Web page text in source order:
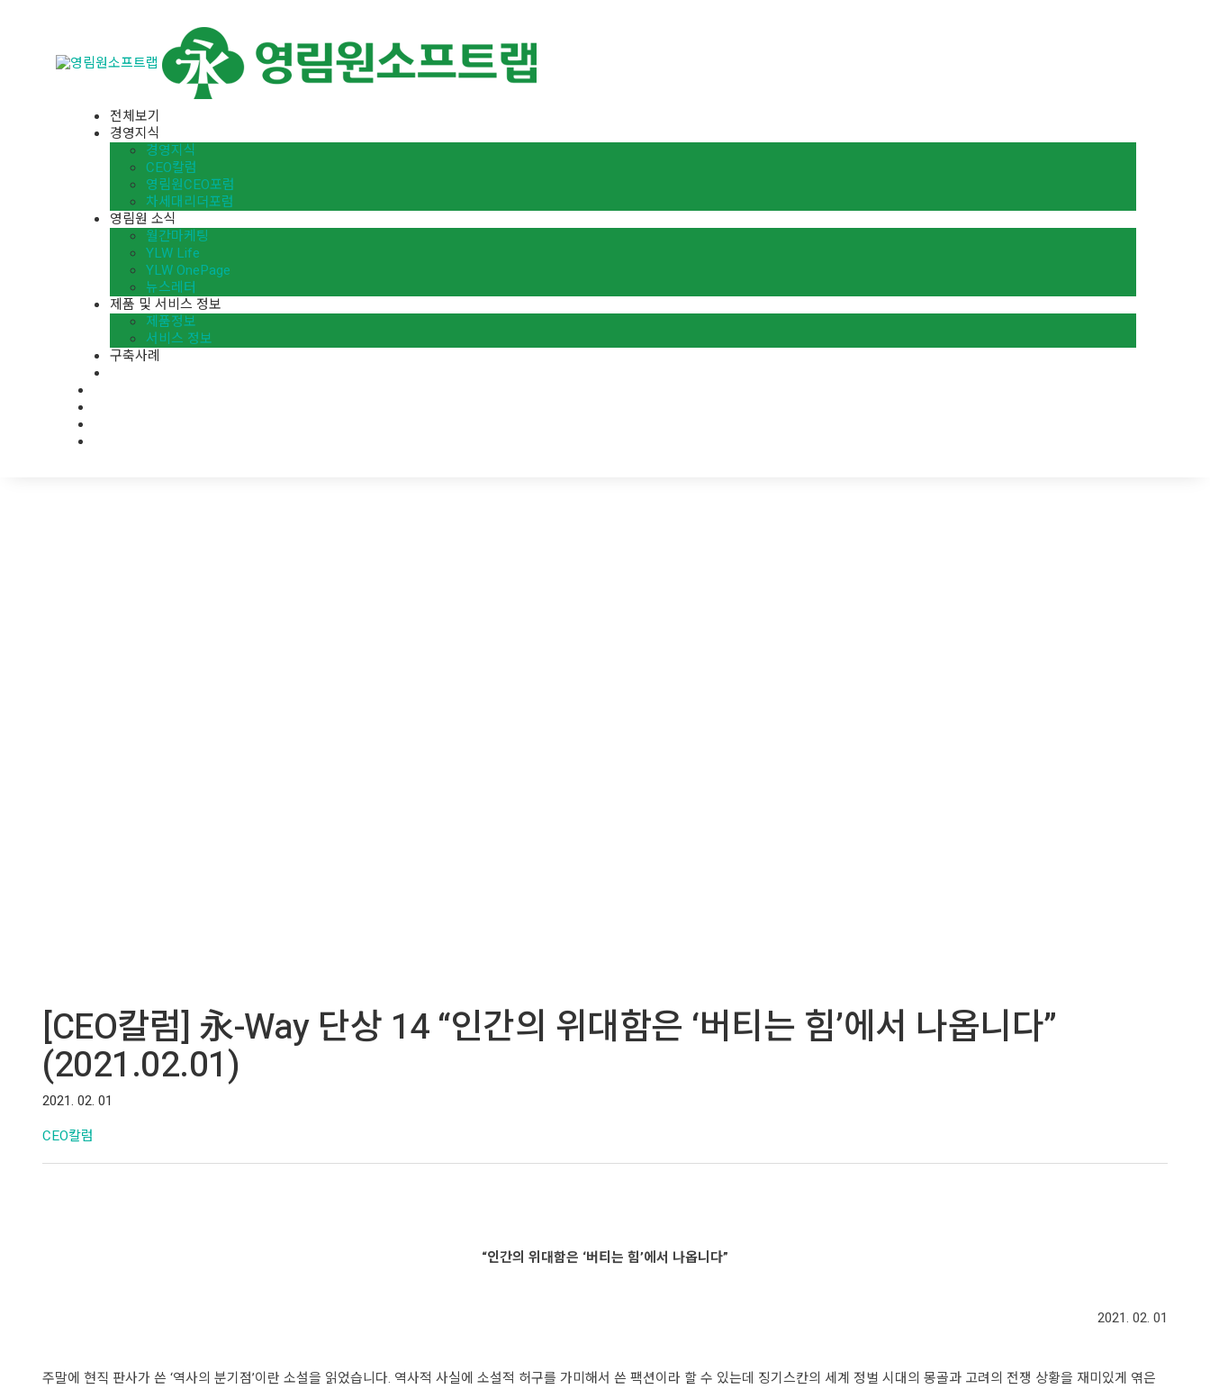
전체보기
경영지식
경영지식
CEO칼럼
영림원CEO포럼
차세대리더포럼
영림원 소식
월간마케팅
YLW Life
YLW OnePage
뉴스레터
제품 및 서비스 정보
제품정보
서비스 정보
구축사례
[CEO칼럼] 永-Way 단상 14 “인간의 위대함은 ‘버티는 힘’에서 나옵니다”
(2021.02.01)
2021. 02. 01
CEO칼럼
“인간의 위대함은 ‘버티는 힘’에서 나옵니다”
2021. 02. 01
주말에 현직 판사가 쓴 ‘역사의 분기점’이란 소설을 읽었습니다. 역사적 사실에 소설적 허구를 가미해서 쓴 팩션이라 할 수 있는데 징기스칸의 세계 정벌 시대의 몽골과 고려의 전쟁 상황을 재미있게 엮은